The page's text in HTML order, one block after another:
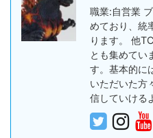
職業:自営業
めており、統
ります。 他
とも集めてい
す。基本的に
いただいた方
信していける